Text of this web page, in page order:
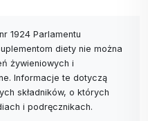
1924 Parlamentu
diety nie można
żywieniowych i
Informacje te dotyczą
składników, o których
i podręcznikach.